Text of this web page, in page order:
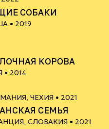
СОБАКИ
• 2019
КОРОВА
• 2014
ЧЕХИЯ • 2021
СЕМЬЯ
СЛОВАКИЯ • 2021
16+